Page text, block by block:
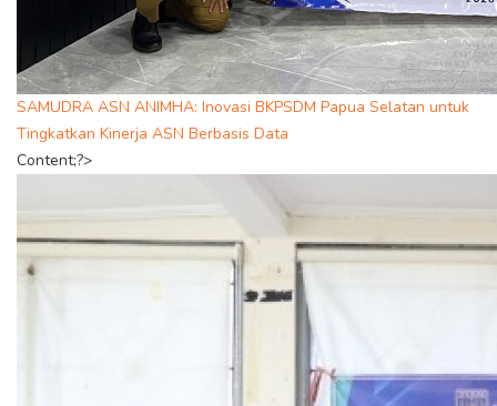
SAMUDRA ASN ANIMHA: Inovasi BKPSDM Papua Selatan untuk
Tingkatkan Kinerja ASN Berbasis Data
Content;?>